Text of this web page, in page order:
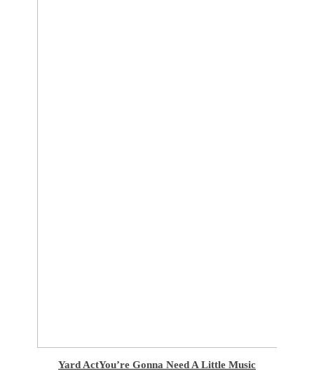
Yard ActYou’re Gonna Need A Little Music